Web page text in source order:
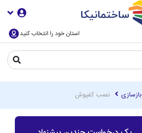
استان خود را انتخاب کنید
بازسازی نصب کفپوش